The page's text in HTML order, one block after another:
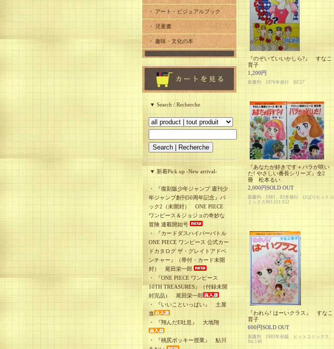
・ アート・ビジュアルブック
・ 児童書
・ 趣味・文化の本
▼ Search / Recherche
▼ 新着Pick up -New arrival-
・
『復刻版少年ジャンプ 週刊少
年ジャンプ創刊50周年記念』パ
ック2（未開封） ONE PIECE
ワンピース＆ジョジョの奇妙な
冒険 連載開始号
・
『カードダスハイパーバトル
ONE PIECE ワンピース 公式カー
ドカタログ ザ・グレイトアドベ
ンチャー』（帯付・カード未開
封） 尾田栄一郎
・
『ONE PIECE ワンピース
10TH TREASURES』（付録未開
封完品） 尾田栄一郎
・
『いいこといっぱい』 土屋
進
・
『翔んだE吐息』 大地翔
・
『桃尻ボッキー授業』 鮎川
『のぞいていいかしら?』 すなこ
育子
1,200円
新書判 1976年発行 HC57
『あなたが好きです＋バラが咲い
た! やさしい番長シリーズ』全2
冊 松本るい
2,000円SOLD OUT
新書判 1981、82年発行 ひばりヒットコ
ミックスNO.151.152
『われら! はーいクラス』 すなこ
育子
600円SOLD OUT
新書判 1983年初版 ヒットコミックス
No.140